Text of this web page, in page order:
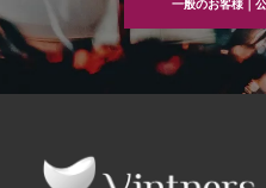
一般のお客様｜